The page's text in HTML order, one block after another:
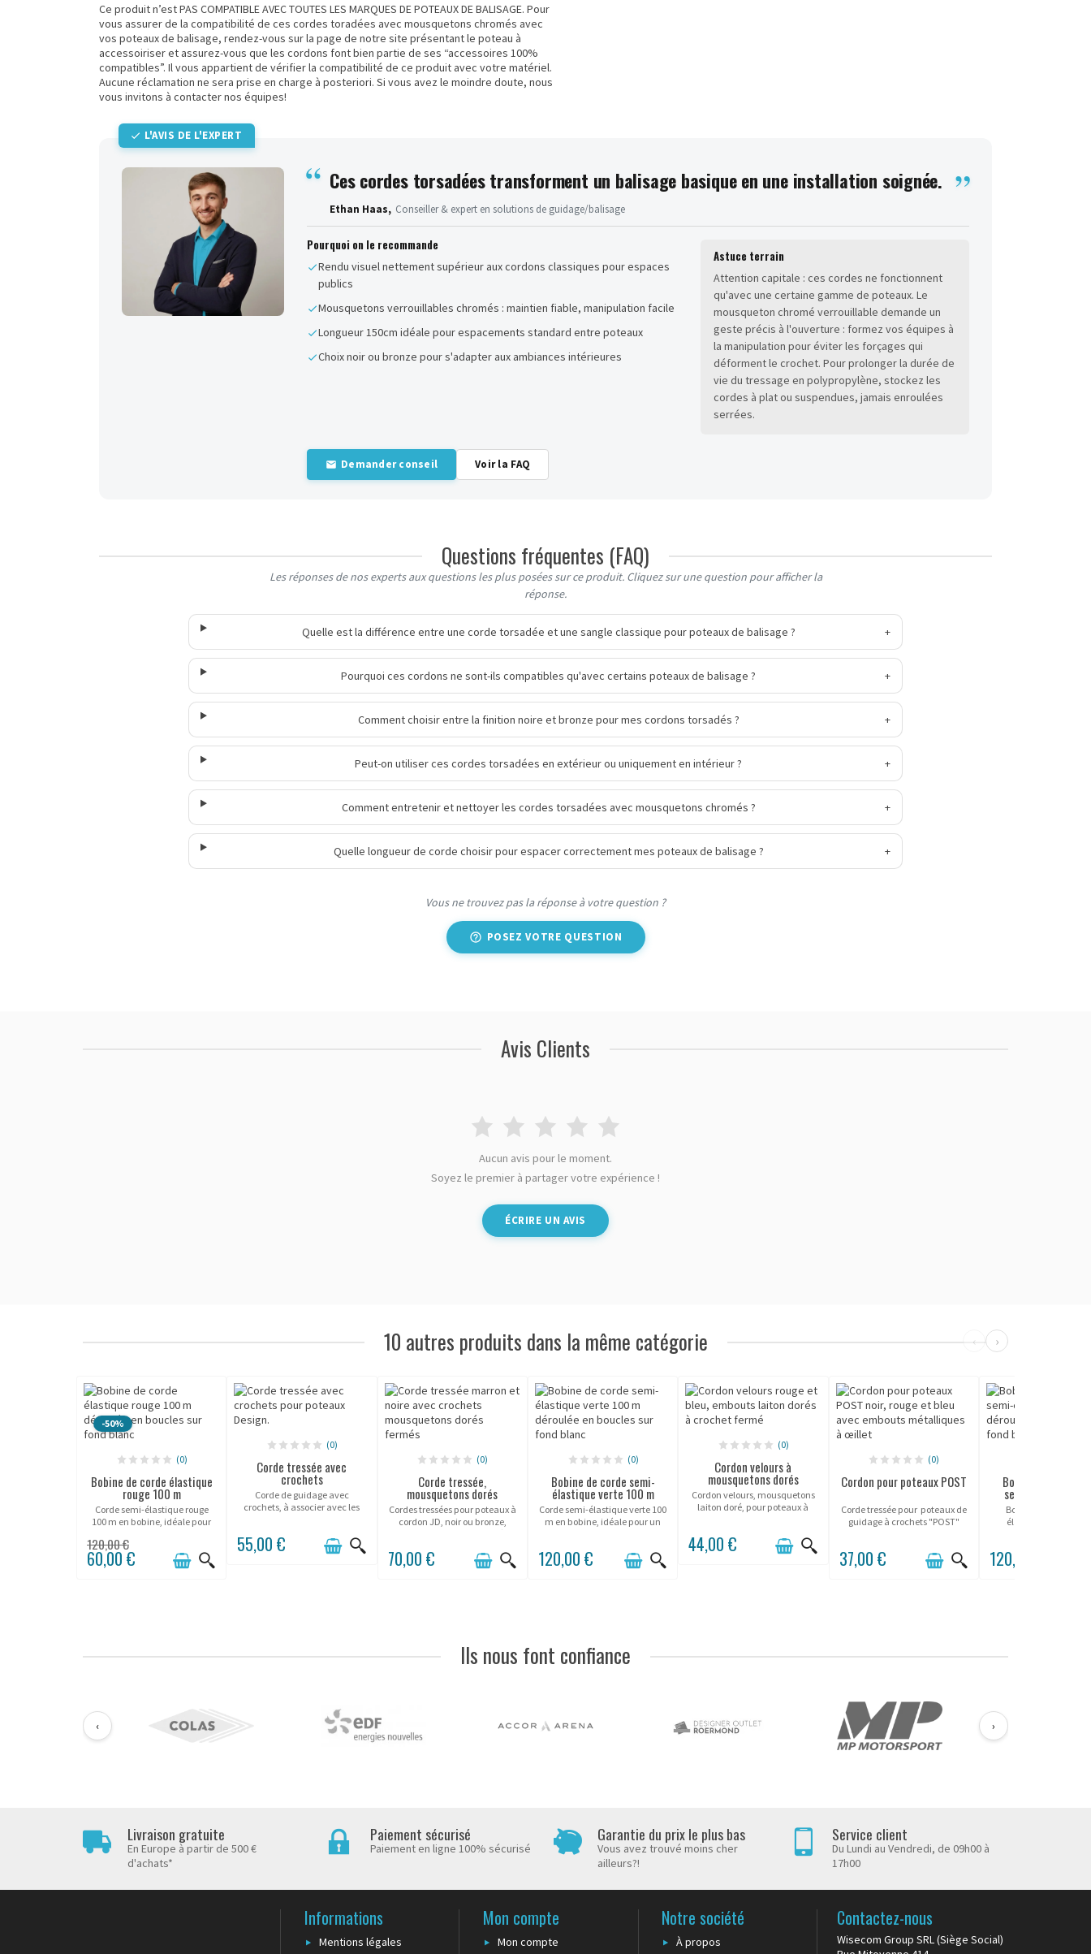
Ce produit n’est PAS COMPATIBLE AVEC TOUTES LES MARQUES DE POTEAUX DE BALISAGE. Pour
vous assurer de la compatibilité de ces cordes toradées avec mousquetons chromés avec
vos poteaux de balisage, rendez-vous sur la page de notre site présentant le poteau à
accessoiriser et assurez-vous que les cordons font bien partie de ses “accessoires 100%
compatibles”. Il vous appartient de vérifier la compatibilité de ce produit avec votre matériel.
Aucune réclamation ne sera prise en charge à posteriori. Si vous avez le moindre doute, nous
vous invitons à contacter nos équipes!
L'AVIS DE L'EXPERT
Ces cordes torsadées transforment un balisage basique en une installation soignée.
Ethan Haas, Conseiller & expert en solutions de guidage/balisage
Pourquoi on le recommande
Rendu visuel nettement supérieur aux cordons classiques pour espaces
publics
Mousquetons verrouillables chromés : maintien fiable, manipulation facile
Longueur 150cm idéale pour espacements standard entre poteaux
Choix noir ou bronze pour s'adapter aux ambiances intérieures
Astuce terrain
Attention capitale : ces cordes ne fonctionnent
qu'avec une certaine gamme de poteaux. Le
mousqueton chromé verrouillable demande un
geste précis à l'ouverture : formez vos équipes à
la manipulation pour éviter les forçages qui
déforment le crochet. Pour prolonger la durée de
vie du tressage en polypropylène, stockez les
cordes à plat ou suspendues, jamais enroulées
serrées.
Demander conseil Voir la FAQ
Questions fréquentes (FAQ)
Les réponses de nos experts aux questions les plus posées sur ce produit. Cliquez sur une question pour afficher la
réponse.
Quelle est la différence entre une corde torsadée et une sangle classique pour poteaux de balisage ? +
Pourquoi ces cordons ne sont-ils compatibles qu'avec certains poteaux de balisage ? +
Comment choisir entre la finition noire et bronze pour mes cordons torsadés ? +
Peut-on utiliser ces cordes torsadées en extérieur ou uniquement en intérieur ? +
Comment entretenir et nettoyer les cordes torsadées avec mousquetons chromés ? +
Quelle longueur de corde choisir pour espacer correctement mes poteaux de balisage ? +
Vous ne trouvez pas la réponse à votre question ?
POSEZ VOTRE QUESTION
Avis Clients
Aucun avis pour le moment.
Soyez le premier à partager votre expérience !
ÉCRIRE UN AVIS
10 autres produits dans la même catégorie ‹ ›
-50%
(0)
Bobine de corde élastique
rouge 100 m
Corde semi-élastique rouge
100 m en bobine, idéale pour
sécurisation des zones
sensibles.
120,00 €
60,00 €
(0)
Corde tressée avec
crochets
Corde de guidage avec
crochets, à associer avec les
55,00 €
(0)
Corde tressée,
mousquetons dorés
Cordes tressées pour poteaux à
cordon JD, noir ou bronze,
mousquetons laiton doré.
70,00 €
(0)
Bobine de corde semi-
élastique verte 100 m
Corde semi-élastique verte 100
m en bobine, idéale pour un
extérieur.
120,00 €
(0)
Cordon velours à
mousquetons dorés
Cordon velours, mousquetons
laiton doré, pour poteaux à
44,00 €
(0)
Cordon pour poteaux POST
Corde tressée pour poteaux de
guidage à crochets "POST"
37,00 €
Bobine de corde
semi-élastique
Bobine de cordon
élastique jaune 100
la sécurisation des
120,00 €
Ils nous font confiance
‹ ›
Livraison gratuite
En Europe à partir de 500 €
d'achats*
Paiement sécurisé
Paiement en ligne 100% sécurisé
Garantie du prix le plus bas
Vous avez trouvé moins cher
ailleurs?!
Service client
Du Lundi au Vendredi, de 09h00 à
17h00
Informations
Mentions légales
Mon compte
Mon compte
Notre société
À propos
Contactez-nous
Wisecom Group SRL (Siège Social)